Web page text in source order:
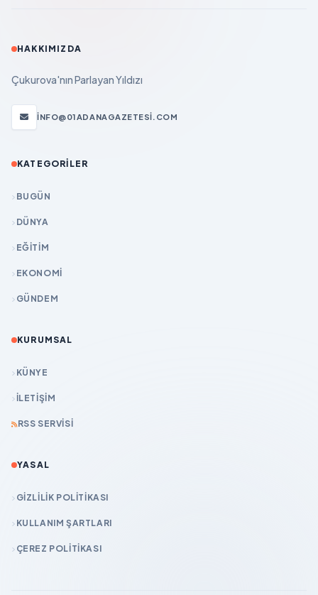
HAKKIMIZDA
Çukurova'nın Parlayan Yıldızı
INFO@01ADANAGAZETESI.COM
KATEGORILER
BUGÜN
DÜNYA
EĞİTİM
EKONOMİ
GÜNDEM
KURUMSAL
KÜNYE
İLETIŞIM
RSS SERVISI
YASAL
GIZLILIK POLITIKASI
KULLANIM ŞARTLARI
ÇEREZ POLITIKASI